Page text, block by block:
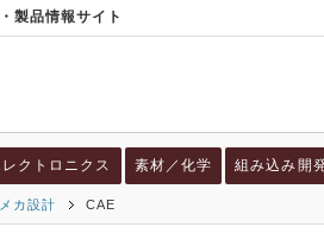
製品情報サイト
レクトロニクス 素材／化学 組み込み開
メカ設計 CAE